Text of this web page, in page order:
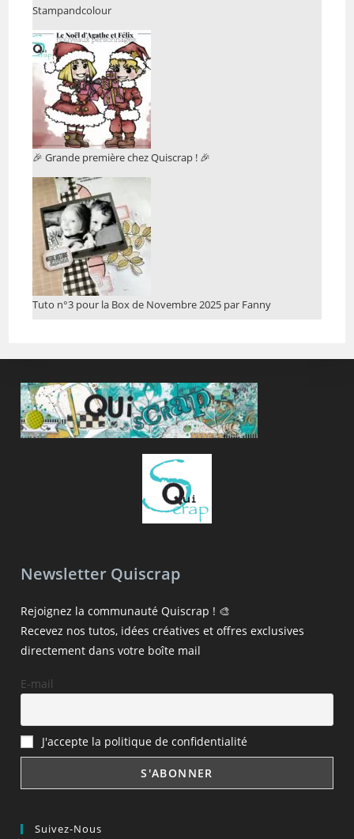
Stampandcolour
🎉 Grande première chez Quiscrap ! 🎉
Tuto n°3 pour la Box de Novembre 2025 par Fanny
Newsletter Quiscrap
Rejoignez la communauté Quiscrap ! 🎨
Recevez nos tutos, idées créatives et offres exclusives
directement dans votre boîte mail
E-mail
J'accepte la politique de confidentialité
Suivez-Nous